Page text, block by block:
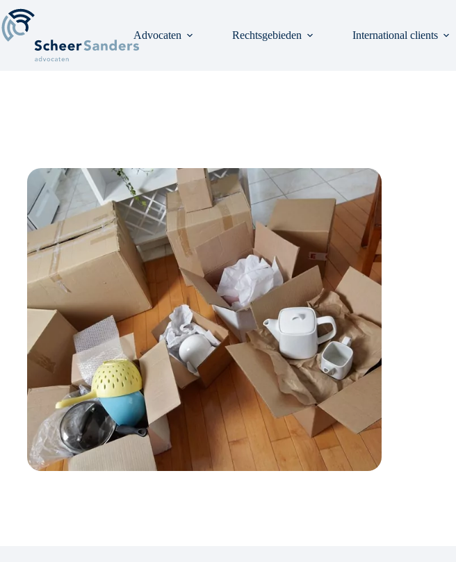
naar
de
inhoud
Advocaten Rechtsgebieden International clients